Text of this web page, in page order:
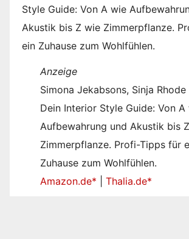
Anzeige
Simona Jekabsons, Sinja Rhode
Dein Interior Style Guide: Von A
Aufbewahrung und Akustik bis
Zimmerpflanze. Profi-Tipps für
Zuhause zum Wohlfühlen.
Amazon.de* |Thalia.de*